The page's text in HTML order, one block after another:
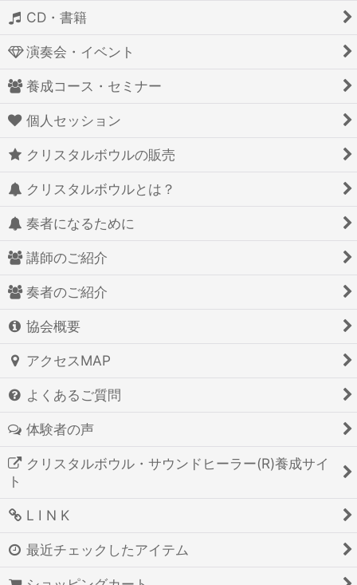
CD・書籍
演奏会・イベント
養成コース・セミナー
個人セッション
クリスタルボウルの販売
クリスタルボウルとは？
奏者になるために
講師のご紹介
奏者のご紹介
協会概要
アクセスMAP
よくあるご質問
体験者の声
クリスタルボウル・サウンドヒーラー(R)養成サイ
ト
L I N K
最近チェックしたアイテム